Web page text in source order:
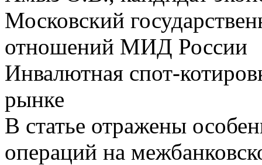
Московский
отношений МИД России
Инвалютная спот-
рынке
В статье отражены
операций на